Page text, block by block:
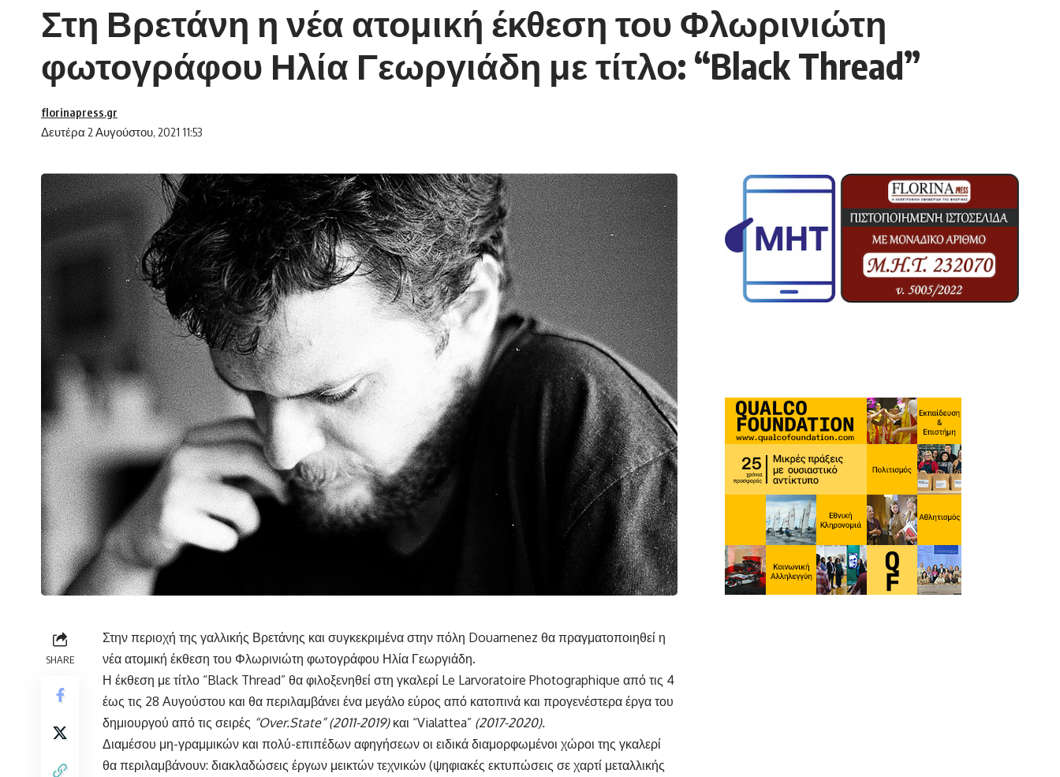
Στη Βρετάνη η νέα ατομική έκθεση του Φλωρινιώτη
φωτογράφου Ηλία Γεωργιάδη με τίτλο: “Black Thread”
Δευτέρα 2 Αυγούστου, 2021 11:53
florinapress.gr
SHARE
Στην περιοχή της γαλλικής Βρετάνης και συγκεκριμένα στην πόλη Douarnenez θα πραγματοποιηθεί η
νέα ατομική έκθεση του Φλωρινιώτη φωτογράφου Ηλία Γεωργιάδη.
Η έκθεση με τίτλο “Black Thread” θα φιλοξενηθεί στη γκαλερί Le Larvoratoire Photographique από τις 4
έως τις 28 Αυγούστου και θα περιλαμβάνει ένα μεγάλο εύρος από κατοπινά και προγενέστερα έργα του
δημιουργού από τις σειρές “Over.State” (2011-2019)και “Vialattea” (2017-2020).
Διαμέσου μη-γραμμικών και πολύ-επιπέδων αφηγήσεων οι ειδικά διαμορφωμένοι χώροι της γκαλερί
θα περιλαμβάνουν: διακλαδώσεις έργων μεικτών τεχνικών (ψηφιακές εκτυπώσεις σε χαρτί μεταλλικής